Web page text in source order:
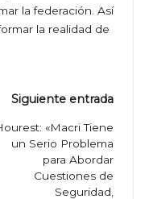
la federación. Así
la realidad de
Siguiente entrada
«Macri Tiene
un Serio Problema
para Abordar
Cuestiones de
Seguridad,